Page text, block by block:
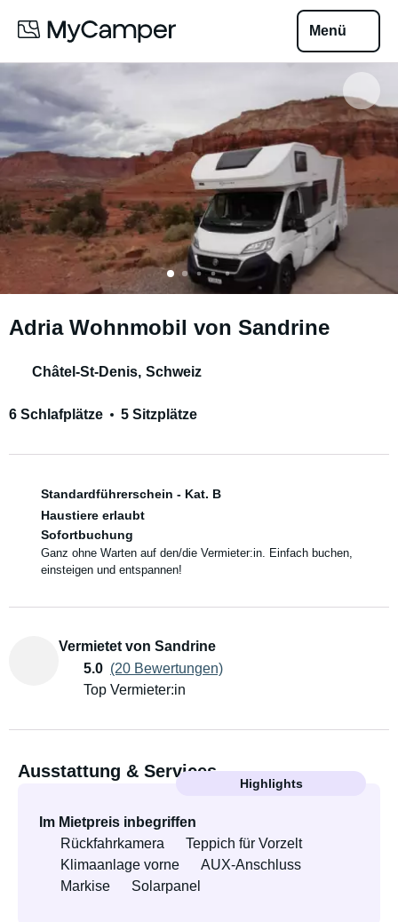
Menü
Adria Wohnmobil von Sandrine
Châtel-St-Denis, Schweiz
6 Schlafplätze 5 Sitzplätze
Standardführerschein - Kat. B
Haustiere erlaubt
Sofortbuchung
Ganz ohne Warten auf den/die Vermieter:in. Einfach buchen,
einsteigen und entspannen!
Vermietet von Sandrine
5.0 (20 Bewertungen)
Top Vermieter:in
Ausstattung & Services
Highlights
Im Mietpreis inbegriffen
Rückfahrkamera
Teppich für Vorzelt
Klimaanlage vorne
AUX-Anschluss
Markise
Solarpanel